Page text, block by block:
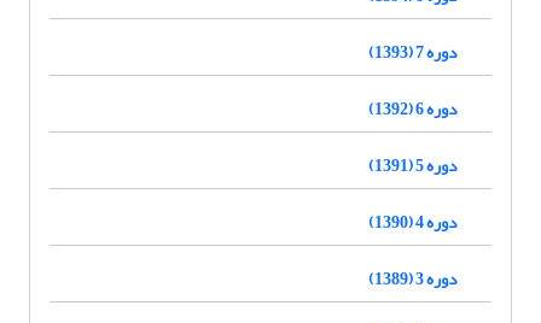
دوره 7 (1393)
دوره 6 (1392)
دوره 5 (1391)
دوره 4 (1390)
دوره 3 (1389)